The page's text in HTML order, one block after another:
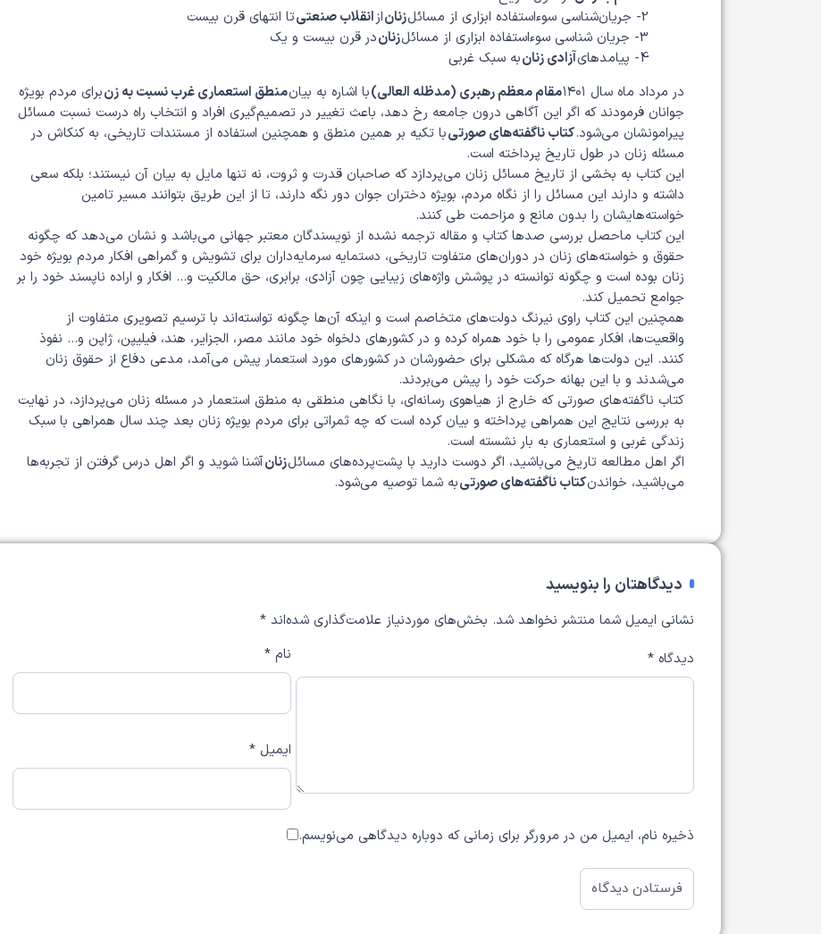
2- جریان‌شناسی سوءاستفاده ابزاری از مسائل
زنانازانقلاب صنعتیتا انتهای قرن بیست
3- جریان شناسی سوءاستفاده ابزاری از مسائل
زناندر قرن بیست و یک
4- پیامدهای
آزادی زنانبه سبک غربی
در مرداد ماه سال ۱۴۰۱
مقام معظم رهبری (مدظله العالی)با اشاره به بیانمنطق استعماری غرب نسبت به زنبرای مردم بویژه
جوانان فرمودند که اگر این آگاهی درون جامعه رخ دهد، باعث تغییر در تصمیم‌گیری افراد و انتخاب راه درست نسبت مسائل
پیرامونشان می‌شود.کتاب ناگفته‌های صورتیبا تکیه بر همین منطق و همچنین استفاده از مستندات تاریخی، به کنکاش در
مسئله زنان در طول تاریخ پرداخته است.
این کتاب به بخشی از تاریخ مسائل زنان می‌پردازد که صاحبان قدرت و ثروت، نه تنها مایل به بیان آن نیستند؛ بلکه سعی
داشته‌ و دارند این مسائل را از نگاه مردم، بویژه دختران جوان دور نگه دارند، تا از این طریق بتوانند مسیر تامین
خواسته‌هایشان را بدون مانع و مزاحمت طی کنند.
این کتاب ماحصل بررسی صدها کتاب و مقاله ترجمه نشده از نویسندگان معتبر جهانی می‌باشد و نشان می‌دهد که چگونه
حقوق و خواسته‌های زنان در دوران‌های متفاوت تاریخی، دستمایه سرمایه‌داران برای تشویش و گمراهی افکار مردم بویژه خود
زنان بوده است و چگونه توانسته در پوشش واژه‌های زیبایی چون آزادی، برابری، حق مالکیت و.‌‌.. افکار و اراده ناپسند خود را بر
جوامع تحمیل کند.
همچنین این کتاب راوی نیرنگ‌ دولت‌های متخاصم است و اینکه آن‌ها چگونه تواسته‌اند با ترسیم تصویری متفاوت از
واقعیت‌ها، افکار عمومی را با خود همراه کرده و در کشورهای دلخواه خود مانند مصر، الجزایر، هند، فیلیپن، ژاپن و… نفوذ
کنند. این دولت‌ها هرگاه که مشکلی برای حضورشان در کشورهای مورد استعمار پیش می‌آمد، مدعی دفاع از حقوق زنان
می‌شدند و با این بهانه حرکت خود را پیش می‌بردند.
کتاب ناگفته‌های صورتی که خارج از هیاهوی رسانه‌ای، با نگاهی منطقی به منطق استعمار در مسئله زنان می‌پردازد، در نهایت
به بررسی نتایج این همراهی پرداخته و بیان کرده است که چه ثمراتی برای مردم بویژه زنان بعد چند سال همراهی با سبک
زندگی غربی و استعماری به بار نشسته است.
اگر اهل مطالعه تاریخ می‌باشید، اگر دوست دارید با پشت‌پرده‌های مسائلزنانآشنا شوید و اگر اهل درس گرفتن از تجربه‌ها
می‌باشید، خواندنکتاب ناگفته‌های صورتیبه شما توصیه می‌شود.
دیدگاهتان را بنویسید
نشانی ایمیل شما منتشر نخواهد شد. بخش‌های موردنیاز علامت‌گذاری شده‌اند *
دیدگاه * نام *
ایمیل *
ذخیره نام، ایمیل من در مرورگر برای زمانی که دوباره دیدگاهی می‌نویسم.